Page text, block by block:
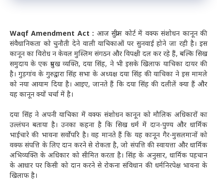
Waqf Amendment Act : आज सुप्रीम कोर्ट में वक्फ संशोधन कानून की
संवैधानिकता को चुनौती देने वाली याचिकाओं पर सुनवाई होने जा रही है। इस
कानून का विरोध न केवल मुस्लिम संगठन और विपक्षी दल कर रहे हैं, बल्कि सिख
समुदाय के एक प्रमुख व्यक्ति, दया सिंह, ने भी इसके खिलाफ याचिका दायर की
है। गुड़गांव के गुरुद्वारा सिंह सभा के अध्यक्ष दया सिंह की याचिका ने इस मामले
को नया आयाम दिया है। आइए, जानते हैं कि दया सिंह की दलीलें क्या हैं और
यह कानून क्यों चर्चा में है।
दया सिंह ने अपनी याचिका में वक्फ संशोधन कानून को मौलिक अधिकारों का
उल्लंघन बताया है। उनका कहना है कि सिख धर्म में दान-पुण्य और धार्मिक
भाईचारे की भावना सर्वोपरि है। वह मानते हैं कि यह कानून गैर-मुसलमानों को
वक्फ संपत्ति के लिए दान करने से रोकता है, जो संपत्ति की स्वायत्ता और धार्मिक
अभिव्यक्ति के अधिकार को सीमित करता है। सिंह के अनुसार, धार्मिक पहचान
के आधार पर किसी को दान करने से रोकना संविधान की धर्मनिरपेक्ष भावना के
खिलाफ है।